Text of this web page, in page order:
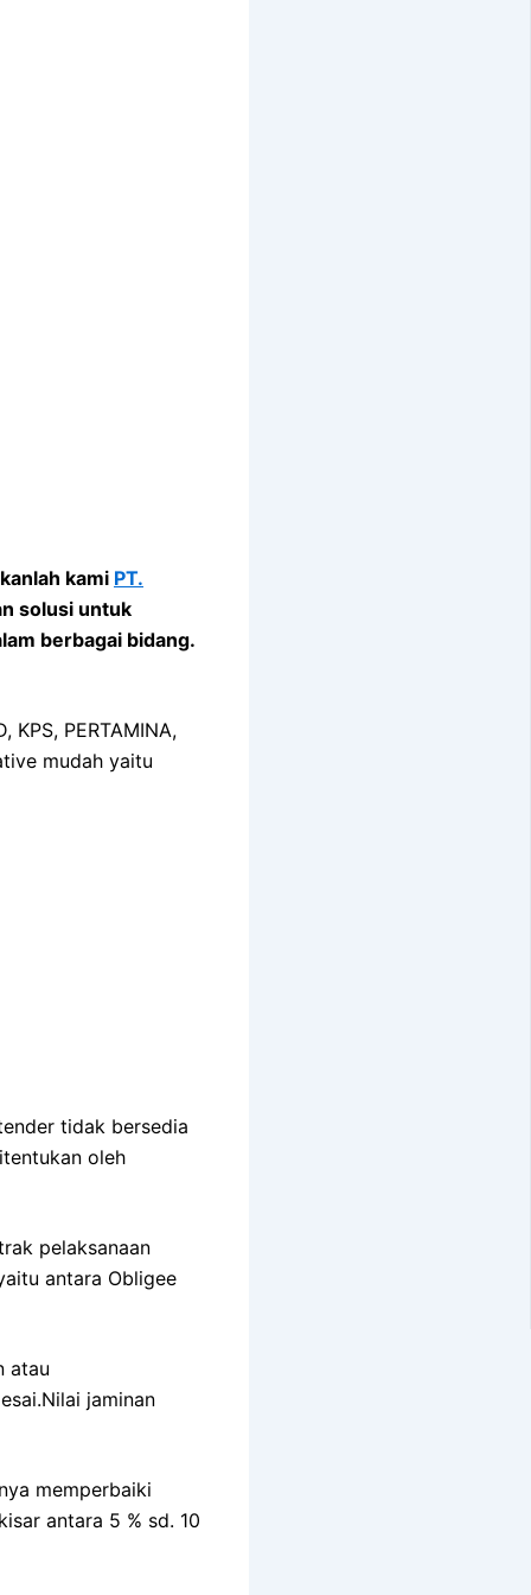
kami PT.
solusi untuk
berbagai bidang.
PERTAMINA,
mudah yaitu
tidak bersedia
oleh
pelaksanaan
antara Obligee
atau
jaminan
memperbaiki
antara 5 % sd. 10